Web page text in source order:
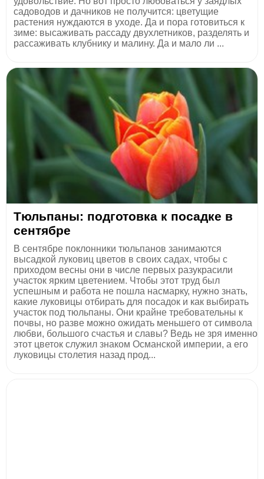
садоводов и дачников не получится: цветущие
растения нуждаются в уходе. Да и пора готовиться к
зиме: высаживать рассаду двухлетников, разделять и
рассаживать клубнику и малину. Да и мало ли ...
Тюльпаны: подготовка к посадке в
сентябре
В сентябре поклонники тюльпанов занимаются
высадкой луковиц цветов в своих садах, чтобы с
приходом весны они в числе первых разукрасили
участок ярким цветением. Чтобы этот труд был
успешным и работа не пошла насмарку, нужно знать,
какие луковицы отбирать для посадок и как выбирать
участок под тюльпаны. Они крайне требовательны к
почвы, но разве можно ожидать меньшего от символа
любви, большого счастья и славы? Ведь не зря именно
этот цветок служил знаком Османской империи, а его
луковицы столетия назад прод...